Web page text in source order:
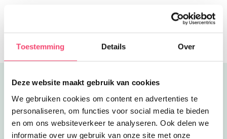
Toestemming Details Over
Deze website maakt gebruik van cookies
We gebruiken cookies om content en advertenties te
personaliseren, om functies voor social media te bieden
en om ons websiteverkeer te analyseren. Ook delen we
informatie over uw gebruik van onze site met onze
Zomervakantie bij BillyBird Hemelrijk
Veilig, voordelig en onvergetelijk!
Uitgelicht